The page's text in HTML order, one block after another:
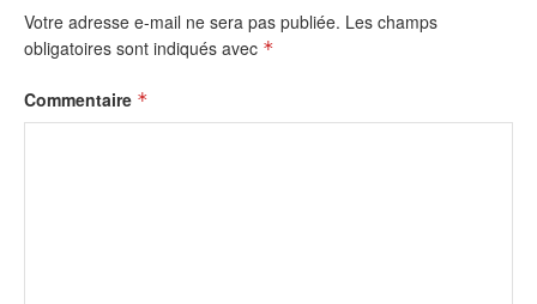
Votre adresse e-mail ne sera pas publiée. Les champs
obligatoires sont indiqués avec *
Commentaire *